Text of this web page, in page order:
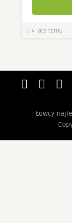
4 lata temu
Łowcy